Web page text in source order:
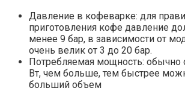
Давление в кофеварке: для
приготовления кофе давление
менее 9 бар, в зависимости от
очень велик от 3 до 20 бар.
Потребляемая мощность: обычно
Вт, чем больше, тем быстрее
больший объем